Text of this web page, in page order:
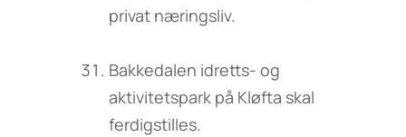
privat næringsliv.
Bakkedalen idretts- og
aktivitetspark på Kløfta skal
ferdigstilles.